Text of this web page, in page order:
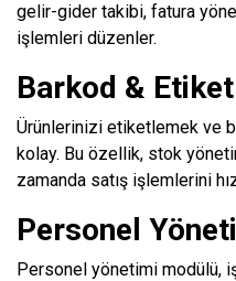
gelir-gider takibi, fatura
işlemleri düzenler.
Barkod &
Ürünlerinizi etiketlemek ve
kolay. Bu özellik, stok
zamanda satış işlemlerini
Personel
Personel yönetimi modülü,